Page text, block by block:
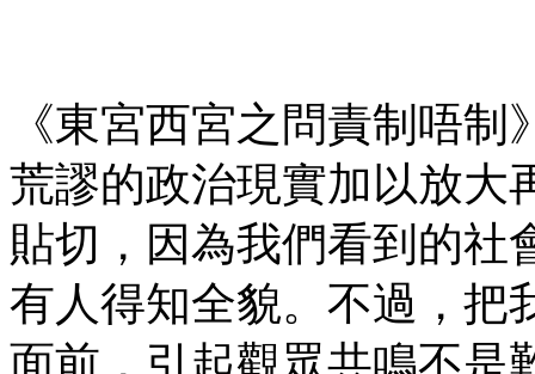
《東宮西宮之問責制唔
荒謬的政治現實加以放大
貼切，因為我們看到的社
有人得知全貌。不過，把
面前，引起觀眾共鳴不是